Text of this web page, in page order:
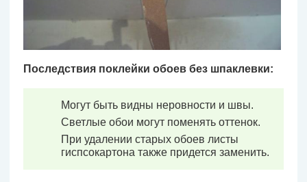
Последствия поклейки обоев без шпаклевки:
Могут быть видны неровности и швы.
Светлые обои могут поменять оттенок.
При удалении старых обоев листы
гиспсокартона также придется заменить.